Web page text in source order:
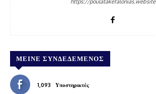
https://poulatakefalonias.website
ΜΕΊΝΕ ΣΥΝΔΕΔΕΜΈΝΟΣ
1,093 Υποστηρικτές